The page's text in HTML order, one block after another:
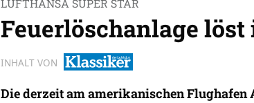
LUFTHANSA SUPER STAR
Feuerlöschanlage
INHALT VON
Die derzeit am amerikanischen